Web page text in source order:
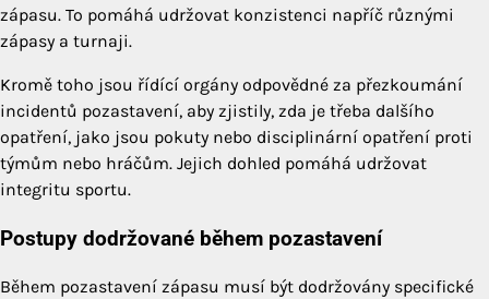
zápasu. To pomáhá udržovat konzistenci napříč různými
zápasy a turnaji.
Kromě toho jsou řídící orgány odpovědné za přezkoumání
incidentů pozastavení, aby zjistily, zda je třeba dalšího
opatření, jako jsou pokuty nebo disciplinární opatření proti
týmům nebo hráčům. Jejich dohled pomáhá udržovat
integritu sportu.
Postupy dodržované během pozastavení
Během pozastavení zápasu musí být dodržovány specifické